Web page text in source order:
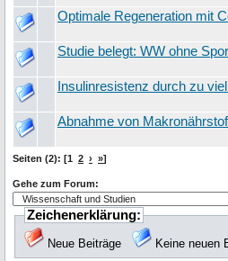
Optimale Regeneration mit
Studie belegt: WW ohne
Insulinresistenz durch zu
Abnahme von
Seiten (2): [1 2 › »]
Gehe zum Forum:
Zeichenerklärung:
Neue Beiträge Keine neuen